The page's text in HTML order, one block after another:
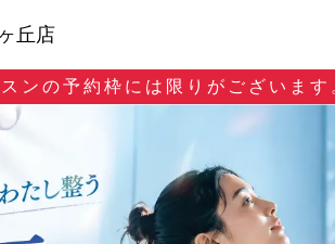
丘店
ンの予約枠には限りがございます